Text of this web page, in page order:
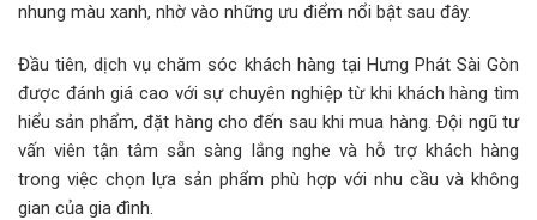
nhung màu xanh, nhờ vào những ưu điểm nổi bật sau đây.
Đầu tiên, dịch vụ chăm sóc khách hàng tại Hưng Phát Sài Gòn
được đánh giá cao với sự chuyên nghiệp từ khi khách hàng tìm
hiểu sản phẩm, đặt hàng cho đến sau khi mua hàng. Đội ngũ tư
vấn viên tận tâm sẵn sàng lắng nghe và hỗ trợ khách hàng
trong việc chọn lựa sản phẩm phù hợp với nhu cầu và không
gian của gia đình.